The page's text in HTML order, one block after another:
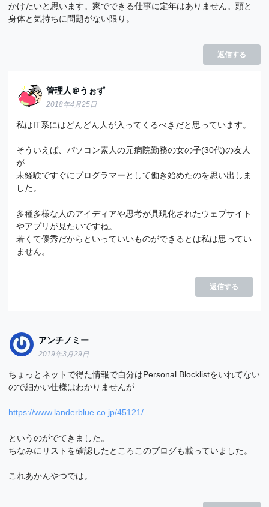
かけたいと思います。家でできる仕事に定年はありません。頭と
身体と気持ちに問題がない限り。
返信する
管理人＠うぉず
2018年4月25日
私はIT系にはどんどん人が入ってくるべきだと思っています。
そういえば、パソコン素人の元病院勤務の女の子(30代)の友人
が
未経験ですぐにプログラマーとして働き始めたのを思い出しま
した。
多種多様な人のアイディアや思考が具現化されたウェブサイト
やアプリが見たいですね。
若くて優秀だからといっていいものができるとは私は思ってい
ません。
返信する
アンチノミー
2019年3月29日
ちょっとネットで得た情報で自分はPersonal Blocklistをいれてない
ので細かい仕様はわかりませんが
https://www.landerblue.co.jp/45121/
というのがでてきました。
ちなみにリストを確認したところこのブログも載っていました。
これあかんやつでは。